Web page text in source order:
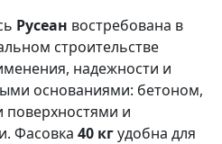
Русеан востребована в
строительстве
надежности и
основаниями: бетоном,
и
Фасовка 40 кгудобна для